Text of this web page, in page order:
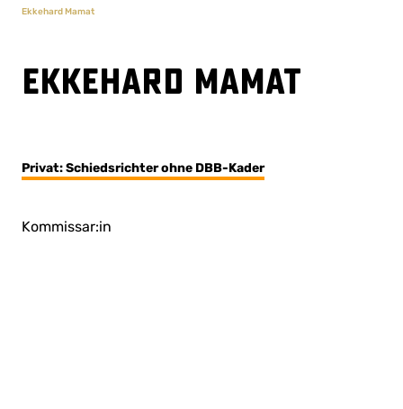
Ekkehard Mamat
Ekkehard Mamat
Privat: Schiedsrichter ohne DBB-Kader
Kommissar:in